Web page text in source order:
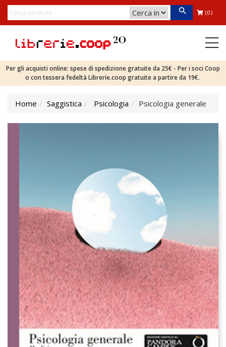
(0)
Per gli acquisti online: spese di spedizione gratuite da 25€ - Per i soci Coop
o con tessera fedeltà Librerie.coop gratuite a partire da 19€.
Home Saggistica Psicologia Psicologia generale